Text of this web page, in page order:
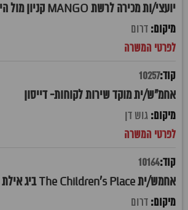
יועצי/ות מכירה לרשת MANGO קניון מול הים אילת
דרום
10257
אחמ"ש/ית מוקד שירות לקוחות- דייסון
גוש דן
10164
אחמש/ית The Children's Place ביג אילת
דרום